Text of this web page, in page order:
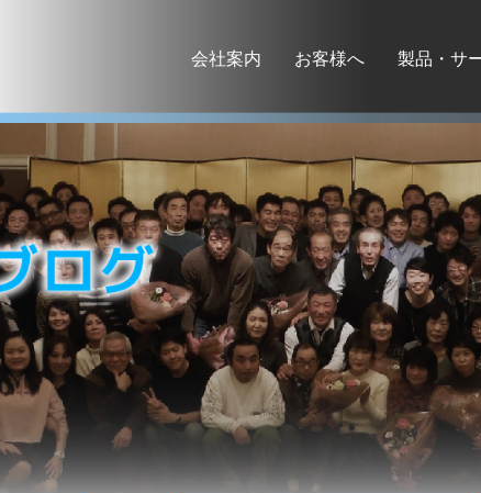
会社案内 お客様へ 製品・サ